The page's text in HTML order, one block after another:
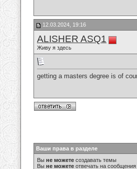
12.03.2024, 19:16
ALISHER ASQ1
Живу я здесь
getting a masters degree is of
Ваши права в разделе
Вы не можете создавать темы
Вы не можете отвечать на сообщения